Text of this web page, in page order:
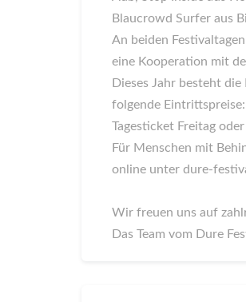
Blaucrowd Surfer aus
An beiden
eine Kooperation mit
Dieses Jahr besteht
folgende
Tagesticket Freitag
Für Menschen mit
online unter dure-
Wir freuen uns auf
Das Team vom Dure